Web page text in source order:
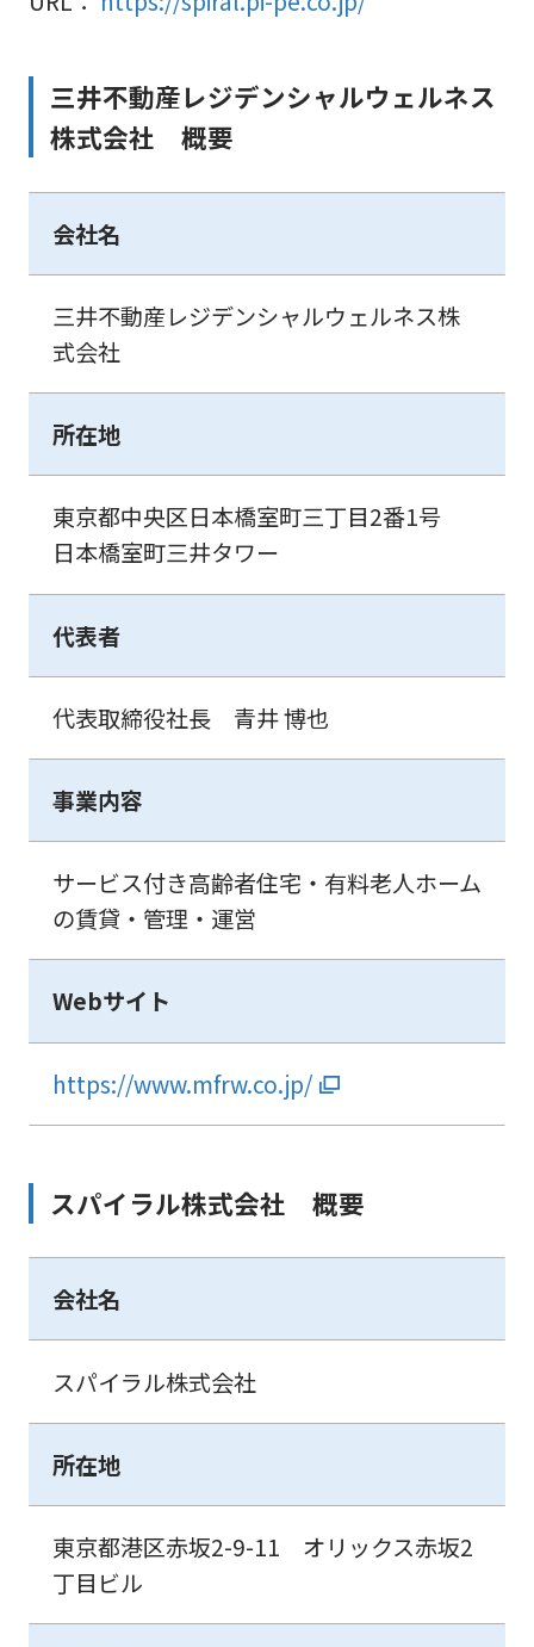
三井不動産レジデンシャルウェルネス
株式会社 概要
会社名
三井不動産レジデンシャルウェルネス株
式会社
所在地
東京都中央区日本橋室町三丁目2番1号
日本橋室町三井タワー
代表者
代表取締役社長 青井 博也
事業内容
サービス付き高齢者住宅・有料老人ホーム
の賃貸・管理・運営
Webサイト
https://www.mfrw.co.jp/
スパイラル株式会社 概要
会社名
スパイラル株式会社
所在地
東京都港区赤坂2-9-11 オリックス赤坂2
丁目ビル